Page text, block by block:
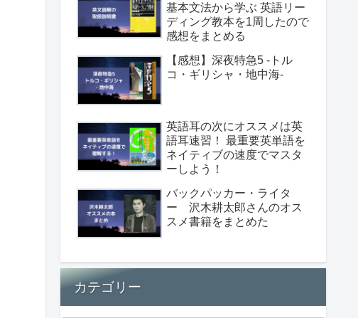
基本文法から学ぶ 英語リー
ディング教本を1周したので
感想をまとめる
【感想】深夜特急5 -トル
コ・ギリシャ・地中海-
英語耳の次にオススメは英
語耳速習！ 最重要英単語を
ネイティブの速度でマスタ
ーしよう！
バックパッカー・ライタ
ー 沢木耕太郎さんのオス
スメ書籍をまとめた
カテゴリー